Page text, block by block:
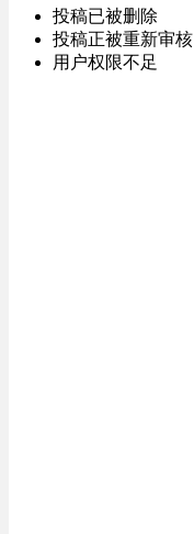
投稿已被删除
投稿正被重新审核
用户权限不足